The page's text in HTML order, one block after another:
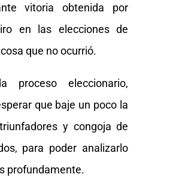
vitoria obtenida por
en las elecciones de
que no ocurrió.
proceso eleccionario,
que baje un poco la
y congoja de
para poder analizarlo
profundamente.